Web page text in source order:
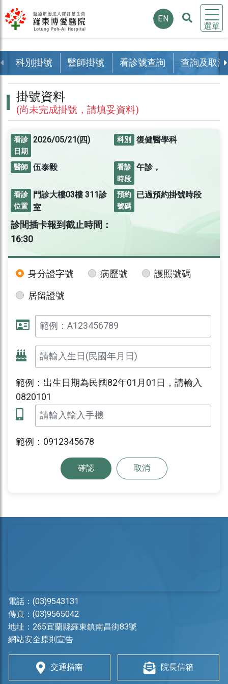
選單
EN
科別掛號 醫師掛號 看診號查詢 查詢及取消
掛號資料
(尚未完成掛號，請填妥資料)
看診
日期
2026/05/21(四) 科別 復健醫學科
醫師 伍泰毅
看診
時段
午診，
看診
位置
門診大樓03樓311診
室
預約
號碼
已過預約掛號時段
診間插卡報到截止時間：
16:30
身分證字號 病歷號
護照號碼
居留證號
範例：出生日期為民國82年01月01日，請輸入
0820101
範例：0912345678
確認 取消
電話： (03)9543131
傳真：(03)9565042
地址： 265宜蘭縣羅東鎮南昌街83號
網站安全原則宣告
交通指南 院長信箱